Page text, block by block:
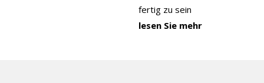
fertig zu sein
lesen Sie mehr